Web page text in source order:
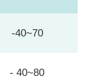
-40~70
- 40~80